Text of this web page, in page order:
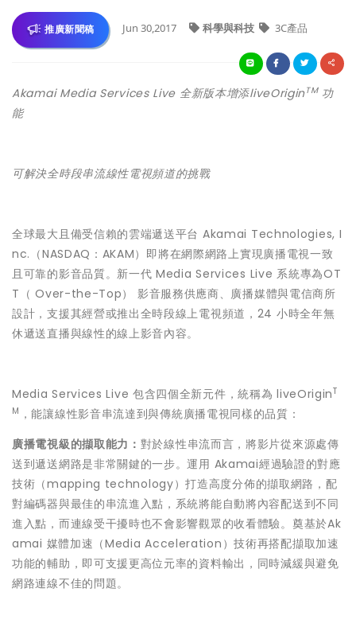
推廣新聞稿 Jun 30,2017 科學與科技 3C產品
Akamai Media Services Live 全新版本增添liveOriginTM 功
能
可解決全時段串流線性電視頻道的挑戰
全球最大且備受信賴的雲端遞送平台 Akamai Technologies, I
nc.（NASDAQ：AKAM）即將在網際網路上實現廣播電視一致
且可靠的影音品質。新一代 Media Services Live 系統專為OT
T（ Over-the-Top） 影音服務供應商、廣播媒體與電信商所
設計，支援其經營或推出全時段線上電視頻道，24 小時全年無
休遞送直播與線性的線上影音內容。
Media Services Live 包含四個全新元件，統稱為 liveOriginT
M ，能讓線性影音串流達到與傳統廣播電視同樣的品質：
廣播電視級的擷取能力： 對於線性串流而言，將影片從來源處傳
送到遞送網路是非常關鍵的一步。運用 Akamai經過驗證的對應
技術（mapping technology）打造高度分佈的擷取網路，配
對編碼器與最佳的串流進入點，系統將能自動將內容配送到不同
進入點，而連線受干擾時也不會影響觀眾的收看體驗。奠基於Ak
amai 媒體加速（Media Acceleration）技術再搭配擷取加速
功能的輔助，即可支援更高位元率的資料輸出，同時減緩與避免
網路連線不佳的問題。